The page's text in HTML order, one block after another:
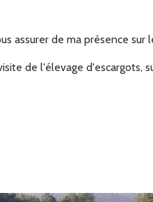
assurer de ma présence
de l'élevage d'escargots,